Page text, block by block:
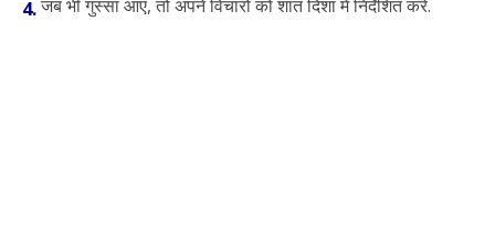
4.जब भी गुस्सा आए, तो अपने विचारों को शांत दिशा में निर्देशित करें.